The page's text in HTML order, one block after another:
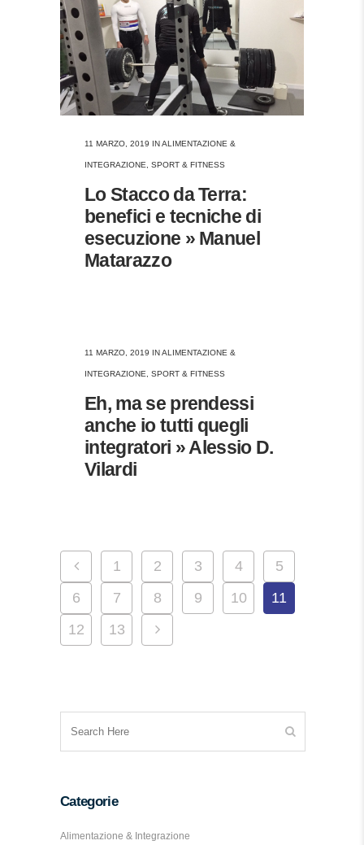
11 MARZO, 2019 IN ALIMENTAZIONE &
INTEGRAZIONE, SPORT & FITNESS
Lo Stacco da Terra:
benefici e tecniche di
esecuzione » Manuel
Matarazzo
11 MARZO, 2019 INALIMENTAZIONE &
INTEGRAZIONE SPORT & FITNESS
Eh, ma se prendessi
anche io tutti quegli
integratori » Alessio D.
Vilardi
1 2 3 4
5
6
7 8 9 10
11
12
13
Categorie
Alimentazione & Integrazione